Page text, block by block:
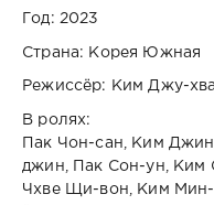
Год: 2023
Страна: Корея Южная
Режиссёр: Ким Джу-
В ролях:
Пак Чон-сан, Ким
джин, Пак Сон-ун, Ким
Чхве Щи-вон, Ким